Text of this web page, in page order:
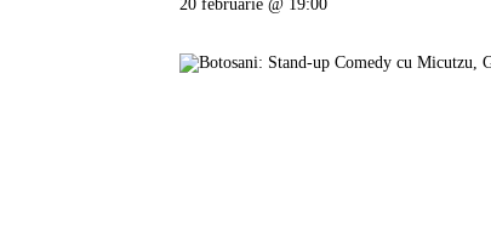
20 februarie @ 19:00